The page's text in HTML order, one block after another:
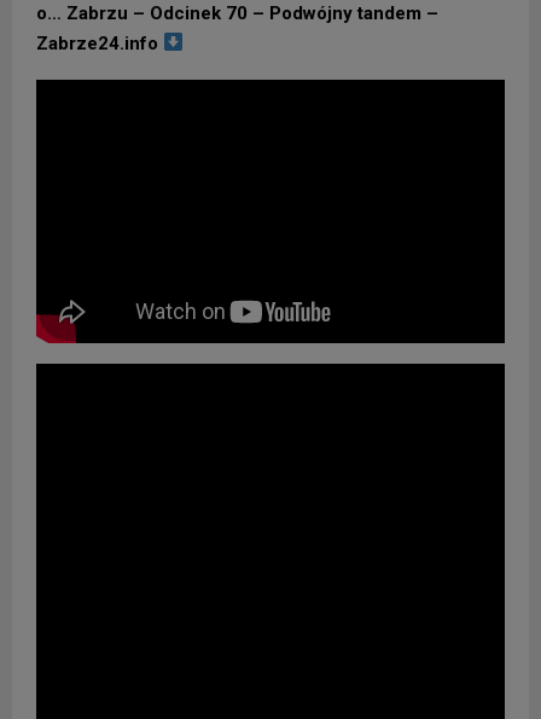
o… Zabrzu – Odcinek 70 – Podwójny tandem –
Zabrze24.info